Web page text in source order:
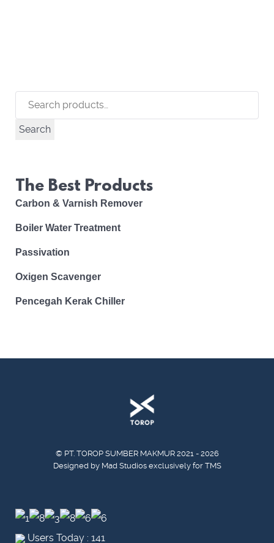
Search
for:
Search
The Best Products
Carbon & Varnish Remover
Boiler Water Treatment
Passivation
Oxigen Scavenger
Pencegah Kerak Chiller
© PT. TOROP SUMBER MAKMUR 2021 - 2026
Designed by Mad Studios exclusively for TMS
Users Today : 141